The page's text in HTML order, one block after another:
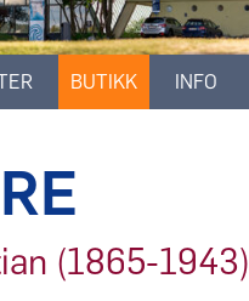
BUTIKK INFO
(1865-1943)